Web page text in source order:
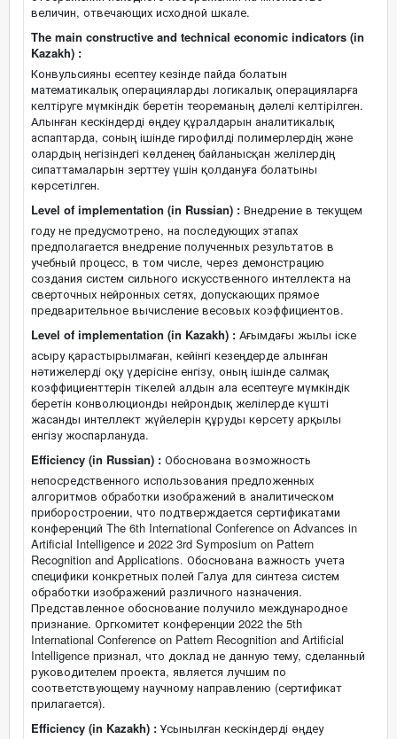
величин, отвечающих исходной шкале.
The main constructive and technical economic indicators (in
Kazakh) :
Конвульсияны есептеу кезінде пайда болатын
математикалық операцияларды логикалық операцияларға
келтіруге мүмкіндік беретін теореманың дәлелі келтірілген.
Алынған кескіндерді өңдеу құралдарын аналитикалық
аспаптарда, соның ішінде гирофилді полимерлердің және
олардың негізіндегі көлденең байланысқан желілердің
сипаттамаларын зерттеу үшін қолдануға болатыны
көрсетілген.
Level of implementation (in Russian) : Внедрение в текущем
году не предусмотрено, на последующих этапах
предполагается внедрение полученных результатов в
учебный процесс, в том числе, через демонстрацию
создания систем сильного искусственного интеллекта на
сверточных нейронных сетях, допускающих прямое
предварительное вычисление весовых коэффициентов.
Level of implementation (in Kazakh) : Ағымдағы жылы іске
асыру қарастырылмаған, кейінгі кезеңдерде алынған
нәтижелерді оқу үдерісіне енгізу, оның ішінде салмақ
коэффициенттерін тікелей алдын ала есептеуге мүмкіндік
беретін конволюционды нейрондық желілерде күшті
жасанды интеллект жүйелерін құруды көрсету арқылы
енгізу жоспарлануда.
Efficiency (in Russian) : Обоснована возможность
непосредственного использования предложенных
алгоритмов обработки изображений в аналитическом
приборостроении, что подтверждается сертификатами
конференций The 6th International Conference on Advances in
Artificial Intelligence и 2022 3rd Symposium on Pattern
Recognition and Applications. Обоснована важность учета
специфики конкретных полей Галуа для синтеза систем
обработки изображений различного назначения.
Представленное обоснование получило международное
признание. Оргкомитет конференции 2022 the 5th
International Conference on Pattern Recognition and Artificial
Intelligence признал, что доклад не данную тему, сделанный
руководителем проекта, является лучшим по
соответствующему научному направлению (сертификат
прилагается).
Efficiency (in Kazakh) :Ұсынылған кескіндерді өңдеу